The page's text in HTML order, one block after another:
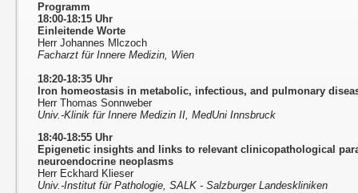
Programm
18:00-18:15 Uhr
Einleitende Worte
Herr Johannes Mlczoch
Facharzt für Innere Medizin, Wien
18:20-18:35 Uhr
Iron homeostasis in metabolic, infectious, and pulmonary
Herr Thomas Sonnweber
Univ.-Klinik für Innere Medizin II, MedUni Innsbruck
18:40-18:55 Uhr
Epigenetic insights and links to relevant clinicopathological
neuroendocrine neoplasms
Herr Eckhard Klieser
Univ.-Institut für Pathologie, SALK - Salzburger Landeskliniken